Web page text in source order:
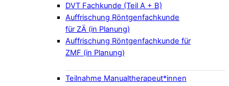
DVT Fachkunde (Teil A + B)
Auffrischung Röntgenfachkunde
für ZÄ (in Planung)
Auffrischung Röntgenfachkunde für
ZMF (in Planung)
Teilnahme Manualtherapeut*innen